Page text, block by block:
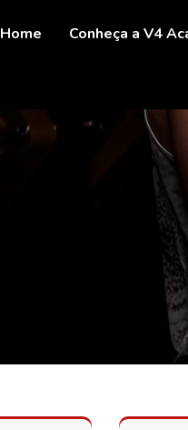
Home Conheça a V4